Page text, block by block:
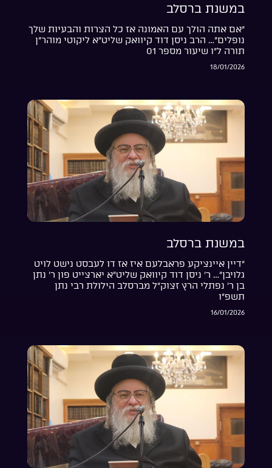
במשנת ברסלב
“אם אתה הולך עם האמונה אז כל הצרות והבעיות שלך
נופלים”… הרב ניסן דוד קיוואק שליט”א ליקוטי מוהר”ן
תורה ל”ו שיעור מספר 01
18/01/2026
במשנת ברסלב
“דיין איינציקע פראבלעם איז אז דו לעבסט נישט לויט
גלויבן”… ר’ ניסן דוד קיוואק שליט”א יארצייט פון ר’ נתן
בן ר’ נפתלי הרץ זצוק”ל מברסלב הילולת רבי נתן
תשפ”ו
16/01/2026